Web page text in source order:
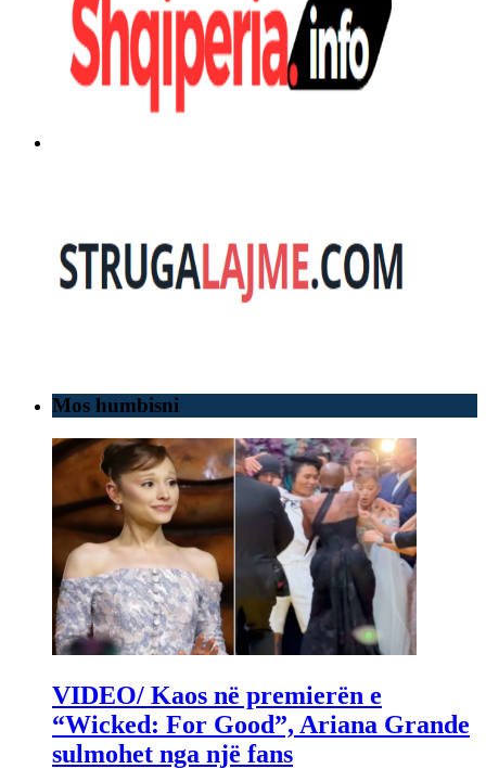
Mos humbisni
VIDEO/ Kaos në premierën e
“Wicked: For Good”, Ariana Grande
sulmohet nga një fans